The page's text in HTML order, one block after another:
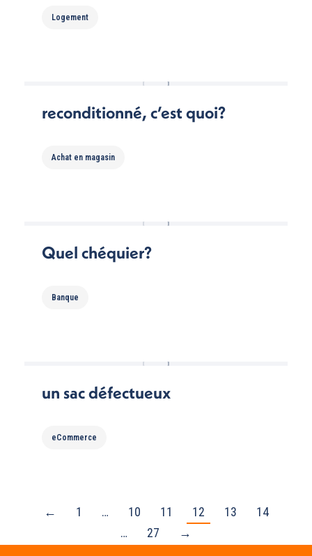
Logement
reconditionné, c’est quoi?
Achat en magasin
Quel chéquier?
Banque
un sac défectueux
eCommerce
← 1 … 10 11 12 13
14
…
27 →